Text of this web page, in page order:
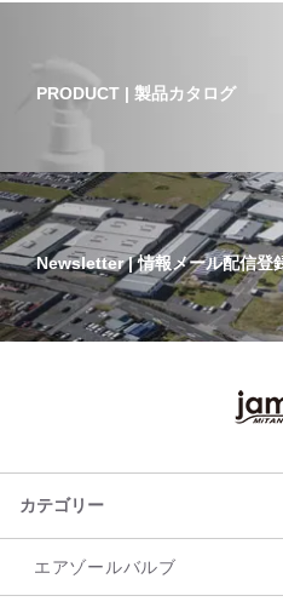
PRODUCT | 製品カタログ
Newsletter | 情報メール配信登
カテゴリー
エアゾールバルブ